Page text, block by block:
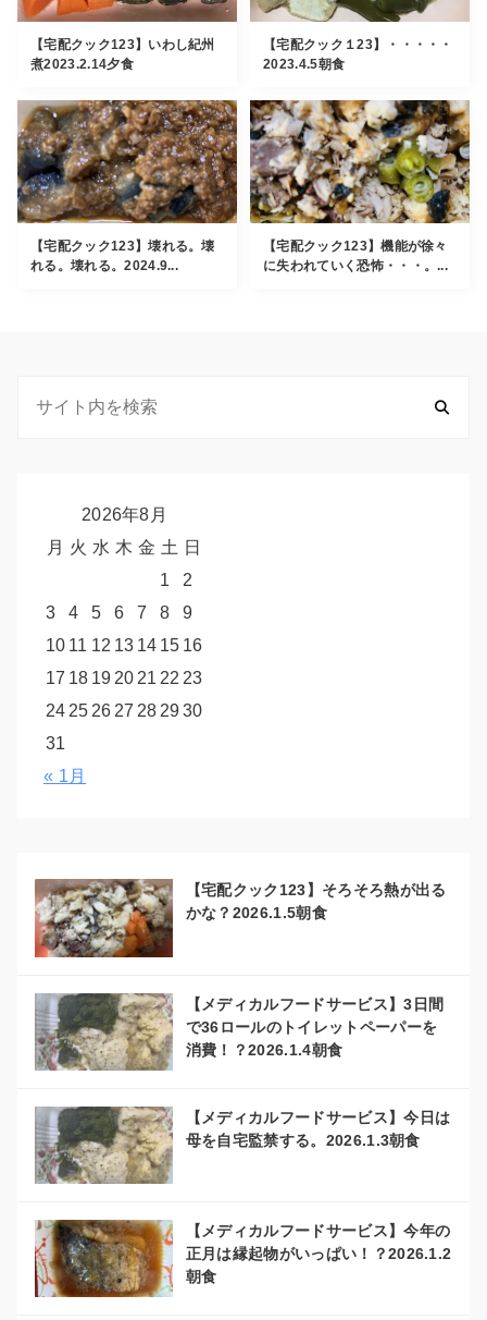
【宅配クック123】いわし紀州
煮2023.2.14夕食
【宅配クック１23】・・・・・
2023.4.5朝食
【宅配クック123】壊れる。壊
れる。壊れる。2024.9...
【宅配クック123】機能が徐々
に失われていく恐怖・・・。...
2026年8月
月 火 水 木 金 土 日
1
2
3
4 5 6 7 8
9
10 11 12 13 14 15 16
17 18 19 20 21 22 23
24 25 26 27 28 2930
31
« 1月
【宅配クック123】そろそろ熱が出る
かな？2026.1.5朝食
【メディカルフードサービス】3日間
で36ロールのトイレットペーパーを
消費！？2026.1.4朝食
【メディカルフードサービス】今日は
母を自宅監禁する。2026.1.3朝食
【メディカルフードサービス】今年の
正月は縁起物がいっぱい！？2026.1.2
朝食